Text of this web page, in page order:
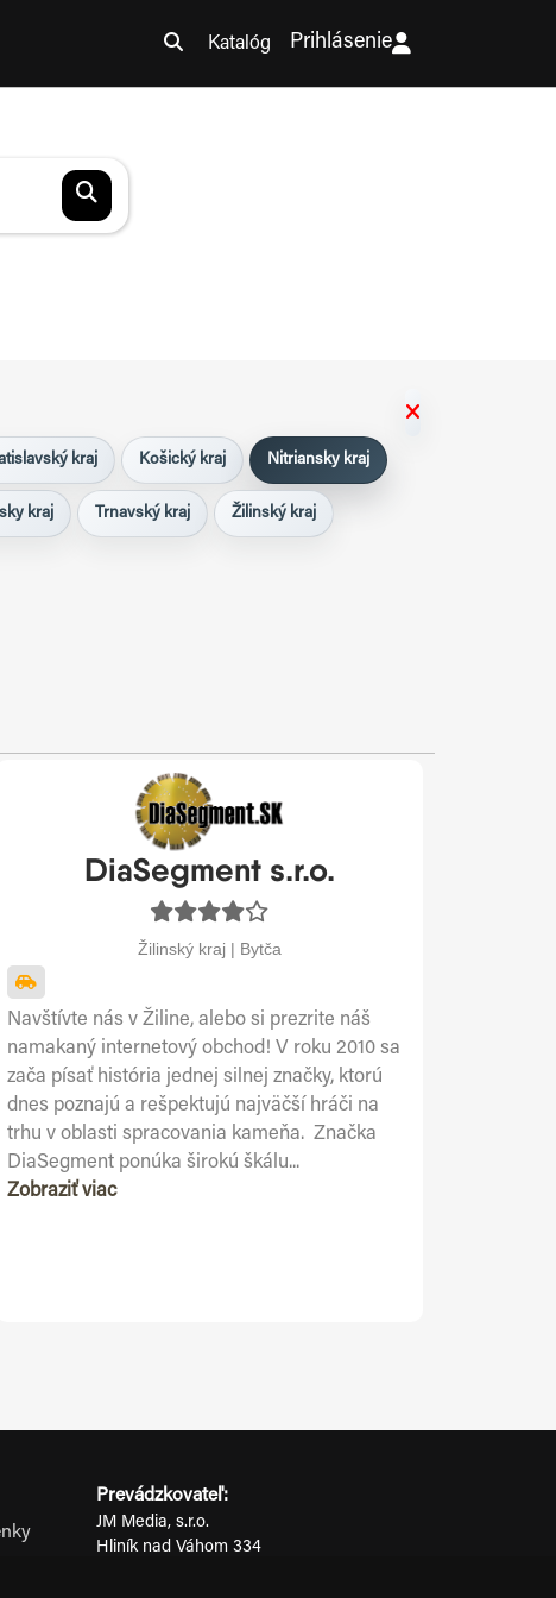
Katalóg Prihlásenie
kraj Košický kraj Nitriansky kraj
kraj Trnavský kraj Žilinský kraj
DiaSegment s.r.o.
Žilinský kraj | Bytča
Navštívte nás v Žiline, alebo si prezrite náš
namakaný internetový obchod! V roku 2010 sa
zača písať história jednej silnej značky, ktorú
dnes poznajú a rešpektujú najväčší hráči na
trhu v oblasti spracovania kameňa. Značka
DiaSegment ponúka širokú škálu...
Zobraziť viac
Prevádzkovateľ:
JM Media, s.r.o.
Hliník nad Váhom 334